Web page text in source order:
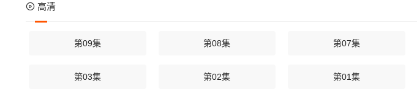
高清
第09集 第08集 第07集
第03集 第02集 第01集